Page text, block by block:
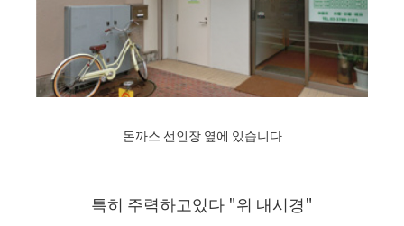
돈까스 선인장 옆에 있습니다
특히 주력하고있다 "위 내시경"